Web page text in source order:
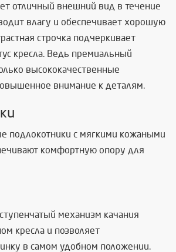
отличный внешний вид в течение
влагу и обеспечивает хорошую
строчка подчеркивает
кресла. Ведь премиальный
высококачественные
внимание к деталям.
подлокотники с мягкими кожаными
комфортную опору для
механизм качания
кресла и позволяет
в самом удобном положении.